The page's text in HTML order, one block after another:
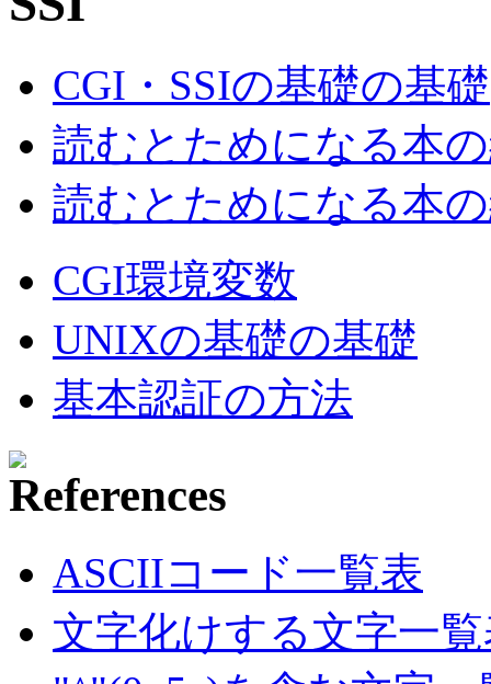
CGI・SSIの基礎の基礎
読むとためになる本
読むとためになる本
CGI環境変数
UNIXの基礎の基礎
基本認証の方法
ASCIIコード一覧表
文字化けする文字一